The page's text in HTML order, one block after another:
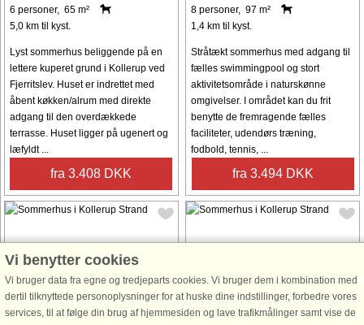
6 personer, 65 m²
5,0 km til kyst.
Lyst sommerhus beliggende på en
lettere kuperet grund i Kollerup ved
Fjerritslev. Huset er indrettet med
åbent køkken/alrum med direkte
adgang til den overdækkede
terrasse. Huset ligger på ugenert og
læfyldt ...
fra 3.408 DKK
8 personer, 97 m²
1,4 km til kyst.
Stråtækt sommerhus med adgang til
fælles swimmingpool og stort
aktivitetsområde i naturskønne
omgivelser. I området kan du frit
benytte de fremragende fælles
faciliteter, udendørs træning,
fodbold, tennis, ...
fra 3.494 DKK
Hus nr: 48999
Kollerup Strand
Hus nr: 9236
Kollerup Strand
Vi benytter cookies
Vi bruger data fra egne og tredjeparts cookies. Vi bruger dem i kombination med
dertil tilknyttede personoplysninger for at huske dine indstillinger, forbedre vores
services, til at følge din brug af hjemmesiden og lave trafikmålinger samt vise de